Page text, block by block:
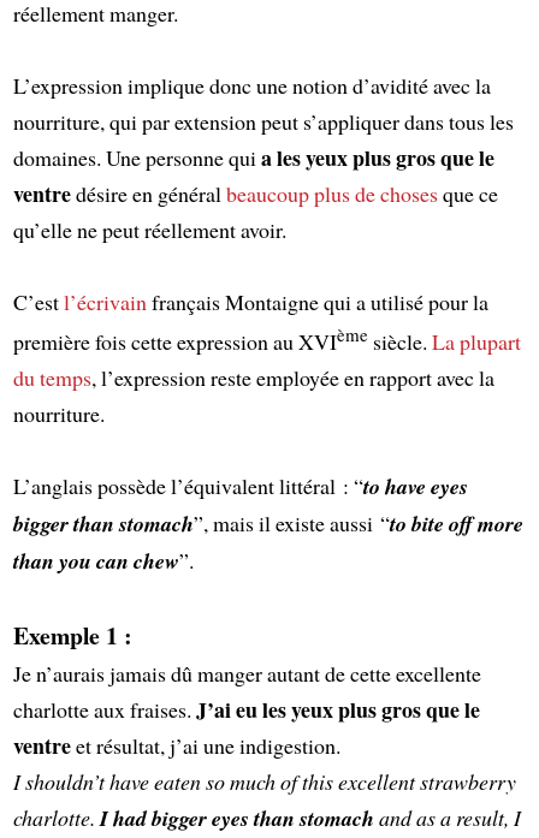
réellement manger.
L’expression implique donc une notion d’avidité avec la
nourriture, qui par extension peut s’appliquer dans tous les
domaines. Une personne qui a les yeux plus gros que le
ventredésire en général beaucoup plus de chosesque ce
qu’elle ne peut réellement avoir.
C’estl’écrivain français Montaigne qui a utilisé pour la
première fois cette expression au XVIèmesiècle. La plupart
du temps, l’expression reste employée en rapport avec la
nourriture.
L’anglais possède l’équivalent littéral : “to have eyes
bigger than stomach”, mais il existe aussi “to bite off more
than you can chew”.
Exemple 1 :
Je n’aurais jamais dû manger autant de cette excellente
charlotte aux fraises. J’ai eu les yeux plus gros que le
ventreet résultat, j’ai une indigestion.
I shouldn’t have eaten so much of this excellent strawberry
charlotte.I had bigger eyes than stomach and as a result, I